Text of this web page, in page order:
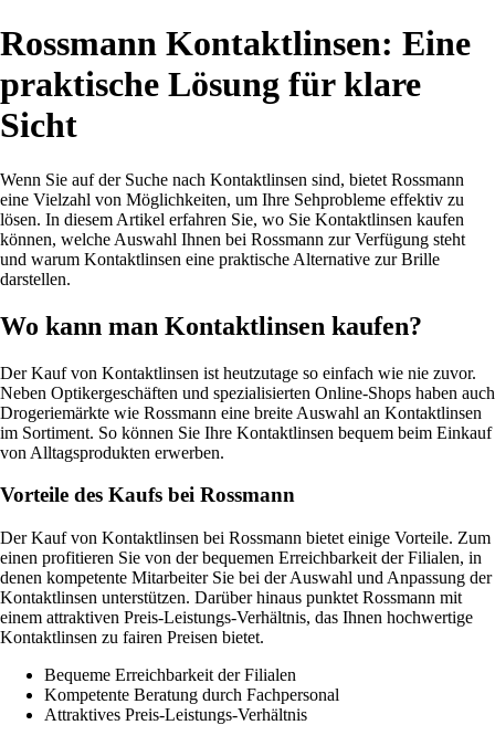
Rossmann Kontaktlinsen: Eine
praktische Lösung für klare
Sicht
Wenn Sie auf der Suche nach Kontaktlinsen sind, bietet Rossmann
eine Vielzahl von Möglichkeiten, um Ihre Sehprobleme effektiv zu
lösen. In diesem Artikel erfahren Sie, wo Sie Kontaktlinsen kaufen
können, welche Auswahl Ihnen bei Rossmann zur Verfügung steht
und warum Kontaktlinsen eine praktische Alternative zur Brille
darstellen.
Wo kann man Kontaktlinsen kaufen?
Der Kauf von Kontaktlinsen ist heutzutage so einfach wie nie zuvor.
Neben Optikergeschäften und spezialisierten Online-Shops haben auch
Drogeriemärkte wie Rossmann eine breite Auswahl an Kontaktlinsen
im Sortiment. So können Sie Ihre Kontaktlinsen bequem beim Einkauf
von Alltagsprodukten erwerben.
Vorteile des Kaufs bei Rossmann
Der Kauf von Kontaktlinsen bei Rossmann bietet einige Vorteile. Zum
einen profitieren Sie von der bequemen Erreichbarkeit der Filialen, in
denen kompetente Mitarbeiter Sie bei der Auswahl und Anpassung der
Kontaktlinsen unterstützen. Darüber hinaus punktet Rossmann mit
einem attraktiven Preis-Leistungs-Verhältnis, das Ihnen hochwertige
Kontaktlinsen zu fairen Preisen bietet.
Bequeme Erreichbarkeit der Filialen
Kompetente Beratung durch Fachpersonal
Attraktives Preis-Leistungs-Verhältnis